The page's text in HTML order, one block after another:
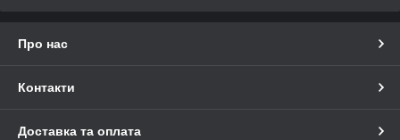
Про нас
Контакти
Доставка та оплата